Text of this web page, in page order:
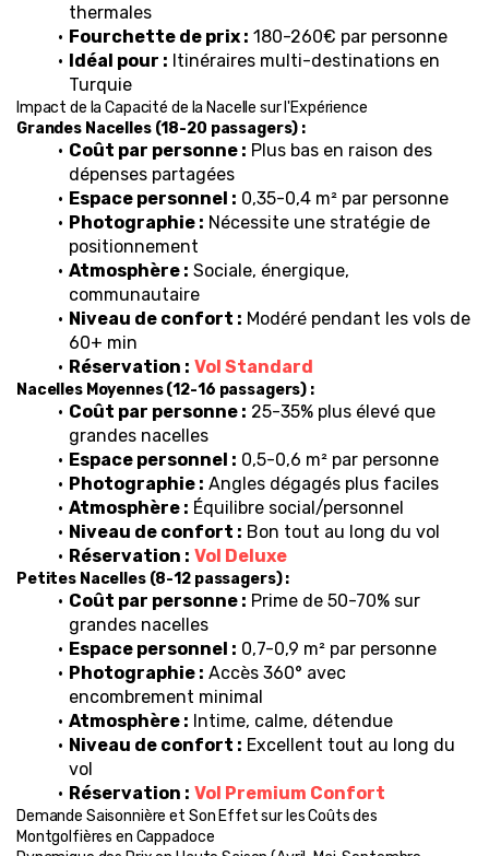
thermales
Fourchette de prix : 180-260€ par personne
Idéal pour : Itinéraires multi-destinations en
Turquie
Impact de la Capacité de la Nacelle sur l'Expérience
Grandes Nacelles (18-20 passagers) :
Coût par personne : Plus bas en raison des
dépenses partagées
Espace personnel : 0,35-0,4 m² par personne
Photographie : Nécessite une stratégie de
positionnement
Atmosphère : Sociale, énergique,
communautaire
Niveau de confort : Modéré pendant les vols de
60+ min
Réservation : Vol Standard
Nacelles Moyennes (12-16 passagers) :
Coût par personne : 25-35% plus élevé que
grandes nacelles
Espace personnel : 0,5-0,6 m² par personne
Photographie : Angles dégagés plus faciles
Atmosphère : Équilibre social/personnel
Niveau de confort : Bon tout au long du vol
Réservation : Vol Deluxe
Petites Nacelles (8-12 passagers) :
Coût par personne : Prime de 50-70% sur
grandes nacelles
Espace personnel : 0,7-0,9 m² par personne
Photographie : Accès 360° avec
encombrement minimal
Atmosphère : Intime, calme, détendue
Niveau de confort : Excellent tout au long du
vol
Réservation : Vol Premium Confort
Demande Saisonnière et Son Effet sur les Coûts des
Montgolfières en Cappadoce